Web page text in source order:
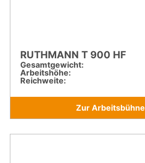
RUTHMANN T 900 HF
Gesamt­gewicht:
Arbeitshöhe:
Reichweite:
Zur Arbeitsbühne